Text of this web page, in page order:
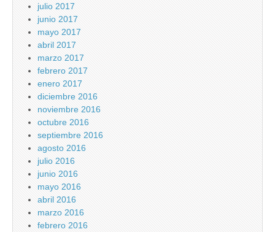
julio 2017
junio 2017
mayo 2017
abril 2017
marzo 2017
febrero 2017
enero 2017
diciembre 2016
noviembre 2016
octubre 2016
septiembre 2016
agosto 2016
julio 2016
junio 2016
mayo 2016
abril 2016
marzo 2016
febrero 2016